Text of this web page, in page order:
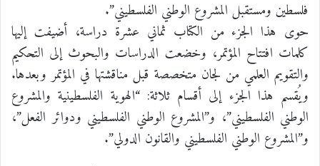
فلسطين ومستقبل المشروع الوطني الفلسطيني”.
حوى هذا الجزء من الكتاب ثماني عشرة دراسة، أضيفت إليها
كلمات افتتاح المؤتمر، وخضعت الدراسات والبحوث إلى التحكيم
والتقويم العلمي من لجان متخصصة قبل مناقشتها في المؤتمر وبعدها.
ويُقسم هذا الجزء إلى أقسام ثلاثة: “الهوية الفلسطينية والمشروع
الوطني الفلسطيني”، و”المشروع الوطني الفلسطيني ودوائر الفعل”،
و”المشروع الوطني الفلسطيني والقانون الدولي”.